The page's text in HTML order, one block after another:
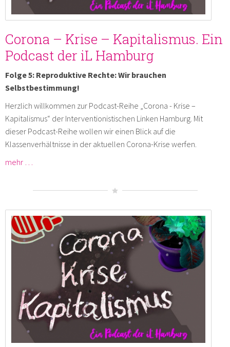
Corona – Krise – Kapitalismus. Ein
Podcast der iL Hamburg
Folge 5: Reproduktive Rechte: Wir brauchen
Selbstbestimmung!
Herzlich willkommen zur Podcast-Reihe „Corona - Krise –
Kapitalismus“ der Interventionistischen Linken Hamburg. Mit
dieser Podcast-Reihe wollen wir einen Blick auf die
Klassenverhältnisse in der aktuellen Corona-Krise werfen.
mehr …